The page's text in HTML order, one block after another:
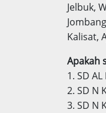
Jelbuk,
Kalisat,
Apakah
1. SD AL
2. SD N
3. SD N